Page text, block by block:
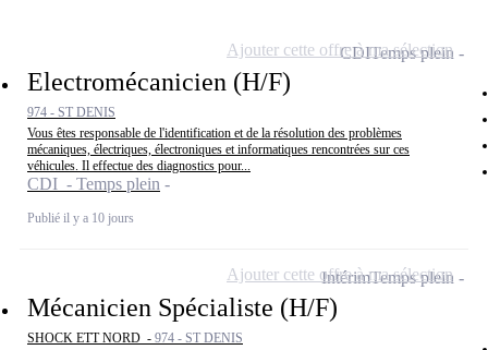
Electromécanicien (H/F)
974 - ST DENIS
Vous êtes responsable de l'identification et de la résolution des problèmes
mécaniques, électriques, électroniques et informatiques rencontrées sur ces
véhicules. Il effectue des diagnostics pour...
CDI - Temps plein
Publié il y a 10 jours
CDITemps plein
Ajouter cette offre à ma sélection
Mécanicien Spécialiste (H/F)
SHOCK ETT NORD - 974 - ST DENIS
IntérimTemps plein
Ajouter cette offre à ma sélection